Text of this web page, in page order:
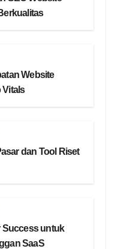
Website
Vitals
dan Tool Riset
Success untuk
SaaS